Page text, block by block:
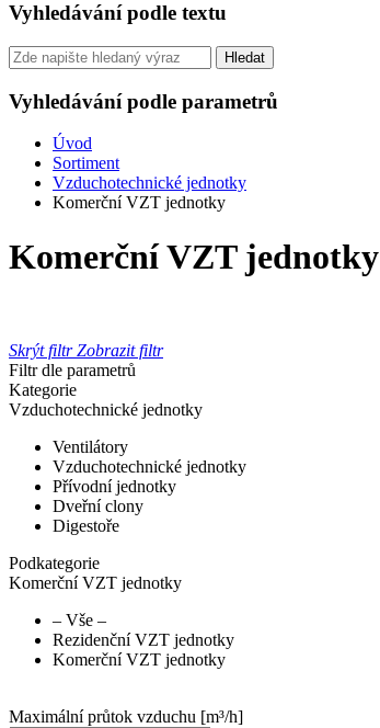
Vyhledávání podle textu
Vyhledávání podle parametrů
Úvod
Sortiment
Vzduchotechnické jednotky
Komerční VZT jednotky
Komerční VZT jednotky
Skrýt filtr Zobrazit filtr
Filtr dle parametrů
Kategorie
Vzduchotechnické jednotky
Ventilátory
Vzduchotechnické jednotky
Přívodní jednotky
Dveřní clony
Digestoře
Podkategorie
Komerční VZT jednotky
– Vše –
Rezidenční VZT jednotky
Komerční VZT jednotky
Maximální průtok vzduchu [m³/h]